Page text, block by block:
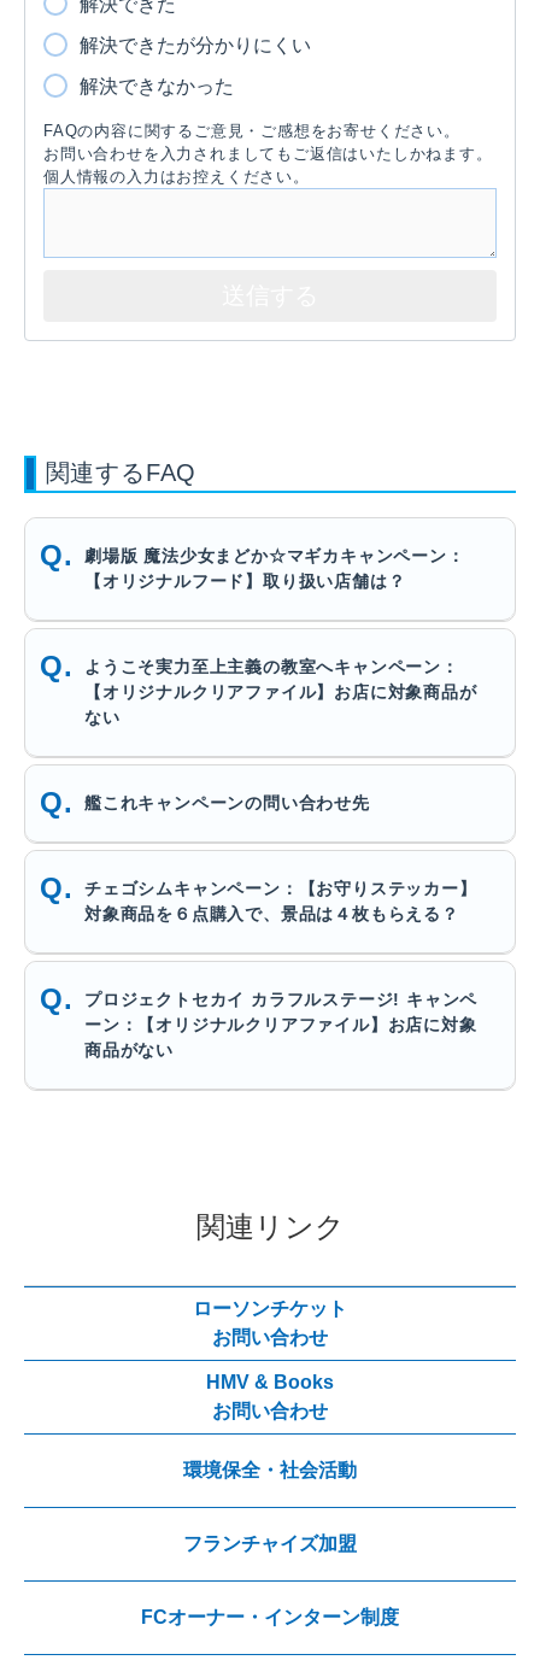
解決できたが分かりにくい
解決できなかった
FAQの内容に関するご意見・ご感想をお寄せください。
お問い合わせを入力されましてもご返信はいたしかねます。
個人情報の入力はお控えください。
関連するFAQ
劇場版 魔法少女まどか☆マギカキャンペーン：
【オリジナルフード】取り扱い店舗は？
ようこそ実力至上主義の教室へキャンペーン：
【オリジナルクリアファイル】お店に対象商品が
ない
艦これキャンペーンの問い合わせ先
チェゴシムキャンペーン：【お守りステッカー】
対象商品を６点購入で、景品は４枚もらえる？
プロジェクトセカイ カラフルステージ! キャンペ
ーン：【オリジナルクリアファイル】お店に対象
商品がない
関連リンク
ローソンチケット
お問い合わせ
HMV & Books
お問い合わせ
環境保全・社会活動
フランチャイズ加盟
FCオーナー・インターン制度